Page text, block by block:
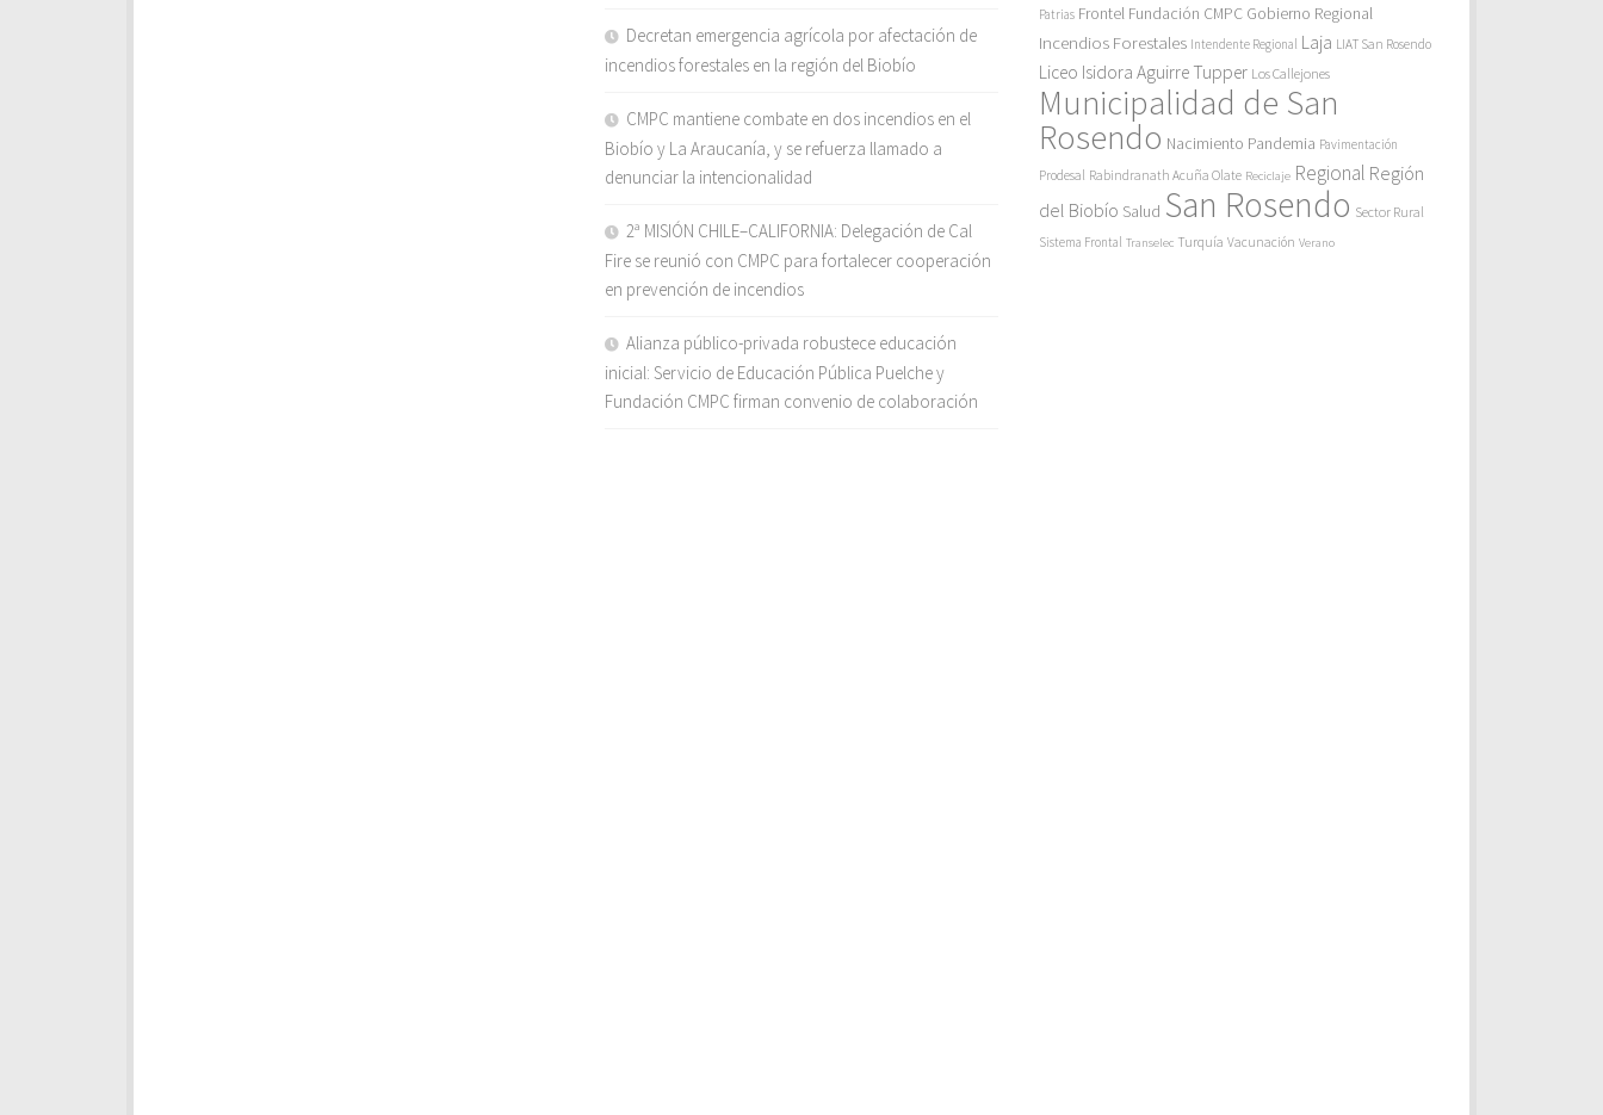
Decretan emergencia agrícola por afectación de
incendios forestales en la región del Biobío
CMPC mantiene combate en dos incendios en el
Biobío y La Araucanía, y se refuerza llamado a
denunciar la intencionalidad
2ª MISIÓN CHILE–CALIFORNIA: Delegación de Cal
Fire se reunió con CMPC para fortalecer cooperación
en prevención de incendios
Alianza público-privada robustece educación
inicial: Servicio de Educación Pública Puelche y
Fundación CMPC firman convenio de colaboración
Patrias Frontel Fundación CMPC Gobierno Regional
Incendios Forestales Intendente Regional Laja LIAT San Rosendo
Liceo Isidora Aguirre Tupper Los Callejones
Municipalidad de San
Rosendo Nacimiento Pandemia Pavimentación
Prodesal Rabindranath Acuña Olate Reciclaje Regional Región
del Biobío Salud San Rosendo Sector Rural
Sistema Frontal Transelec Turquía Vacunación Verano